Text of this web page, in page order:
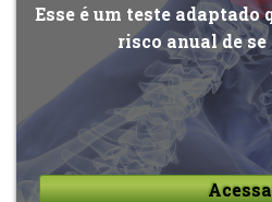
Esse é um teste adaptado
risco anual de se